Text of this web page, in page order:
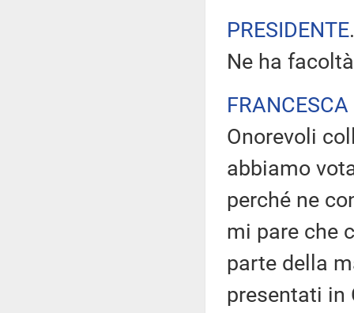
PRESIDENTE
Ne ha
Onorevoli
abbiamo
perché ne
mi pare che
parte della
presentati in